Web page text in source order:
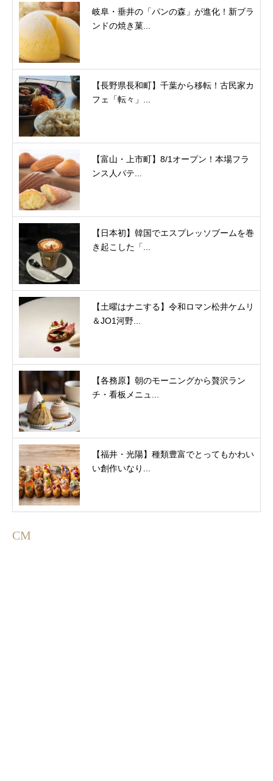
岐阜・垂井の「パンの森」が進化！新ブラ
ンドの焼き菓...
【長野県長和町】千葉から移転！古民家カ
フェ「転々」...
【富山・上市町】8/1オープン！本場フラ
ンス人パテ...
【日本初】韓国でエスプレッソブームを巻
き起こした「...
【土曜はナニする】令和ロマン松井ケムリ
＆JO1河野...
【各務原】朝のモーニングから贅沢ラン
チ・看板メニュ...
【福井・光陽】種類豊富でとってもかわい
い創作いなり...
CM